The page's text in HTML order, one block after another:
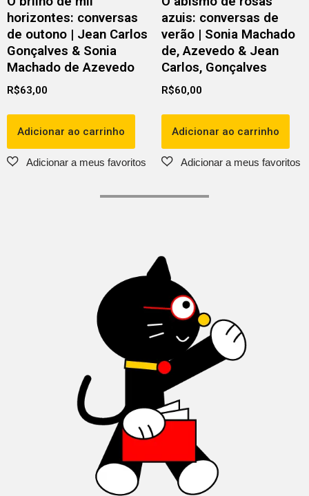
horizontes: conversas
de outono | Jean Carlos
Gonçalves & Sonia
Machado de Azevedo
R$63,00
Adicionar ao carrinho
azuis: conversas de
verão | Sonia Machado
de, Azevedo & Jean
Carlos, Gonçalves
R$60,00
Adicionar ao carrinho